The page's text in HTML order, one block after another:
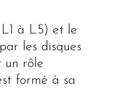
à L5) et le
les disques
un rôle
formé à sa